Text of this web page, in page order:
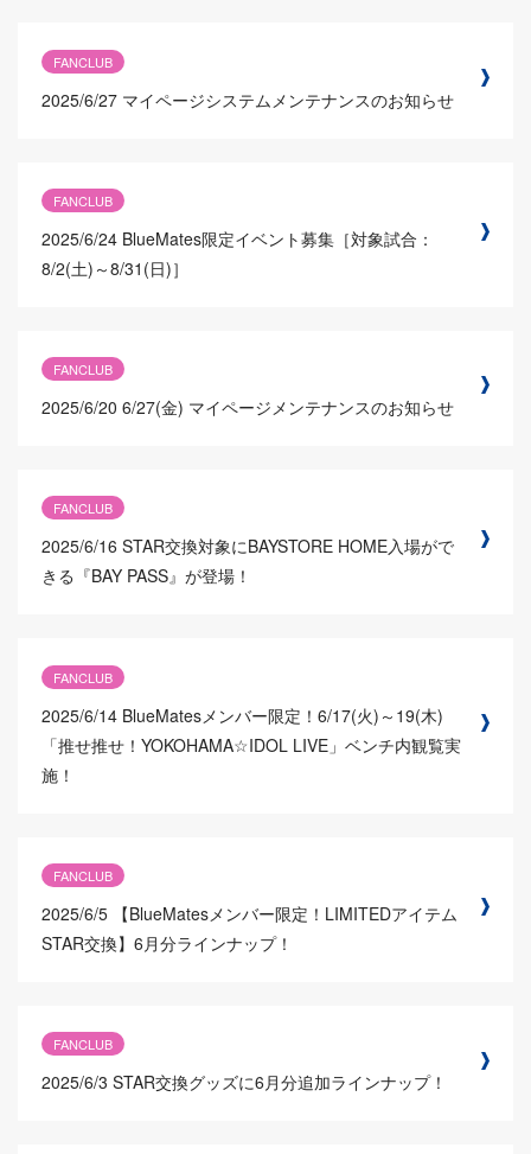
FANCLUB
2025/6/27 マイページシステムメンテナンスのお知らせ
FANCLUB
2025/6/24 BlueMates限定イベント募集［対象試合：
8/2(土)～8/31(日)］
FANCLUB
2025/6/20 6/27(金) マイページメンテナンスのお知らせ
FANCLUB
2025/6/16 STAR交換対象にBAYSTORE HOME入場がで
きる『BAY PASS』が登場！
FANCLUB
2025/6/14 BlueMatesメンバー限定！6/17(火)～19(木)
「推せ推せ！YOKOHAMA☆IDOL LIVE」ベンチ内観覧実
施！
FANCLUB
2025/6/5 【BlueMatesメンバー限定！LIMITEDアイテム
STAR交換】6月分ラインナップ！
FANCLUB
2025/6/3 STAR交換グッズに6月分追加ラインナップ！